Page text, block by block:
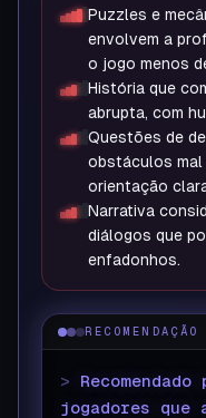
Puzzles e
envolvem a
o jogo menos
História que
abrupta, com
Questões de
obstáculos
orientação
Narrativa
diálogos que
enfadonhos.
RECOMENDAÇÃO
>
jogadores que